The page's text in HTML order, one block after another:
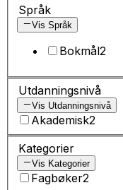
Språk
Vis Språk
Bokmål2
Utdanningsnivå
Vis Utdanningsnivå
Akademisk2
Kategorier
Vis Kategorier
Fagbøker2